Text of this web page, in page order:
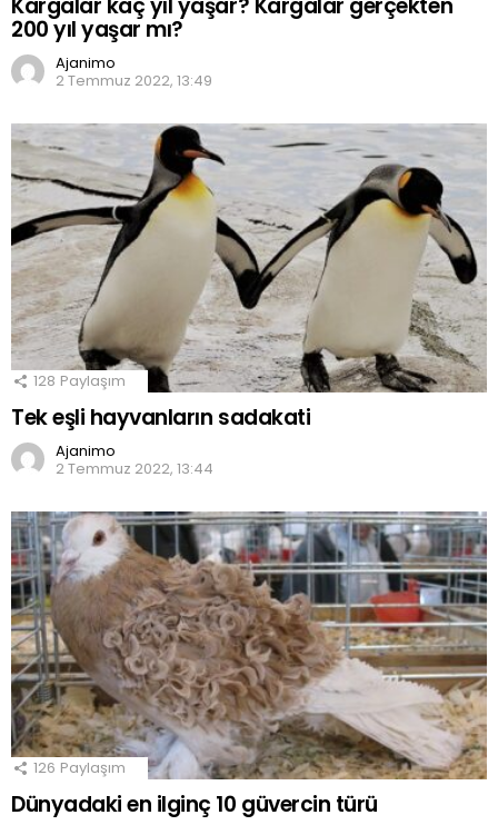
Kargalar kaç yıl yaşar? Kargalar gerçekten
200 yıl yaşar mı?
Ajanimo
2 Temmuz 2022, 13:49
128 Paylaşım
Tek eşli hayvanların sadakati
Ajanimo
2 Temmuz 2022, 13:44
126 Paylaşım
Dünyadaki en ilginç 10 güvercin türü